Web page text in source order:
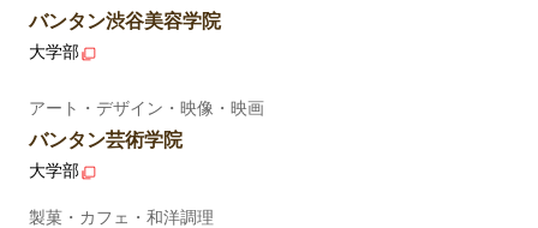
バンタン渋谷美容学院
大学部
アート・デザイン・映像・映画
バンタン芸術学院
大学部
製菓・カフェ・和洋調理